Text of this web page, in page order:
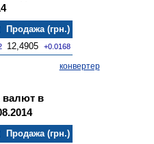
Продажа (грн.)
12,4905 +0.0168
конвертер
валют в
Продажа (грн.)